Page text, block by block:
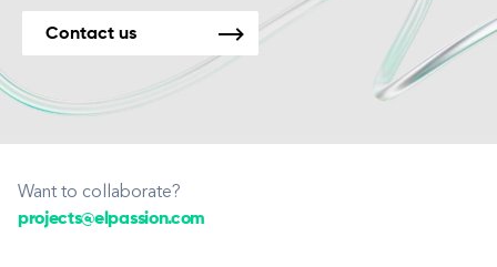
Contact us
Want to collaborate?
projects@elpassion.com